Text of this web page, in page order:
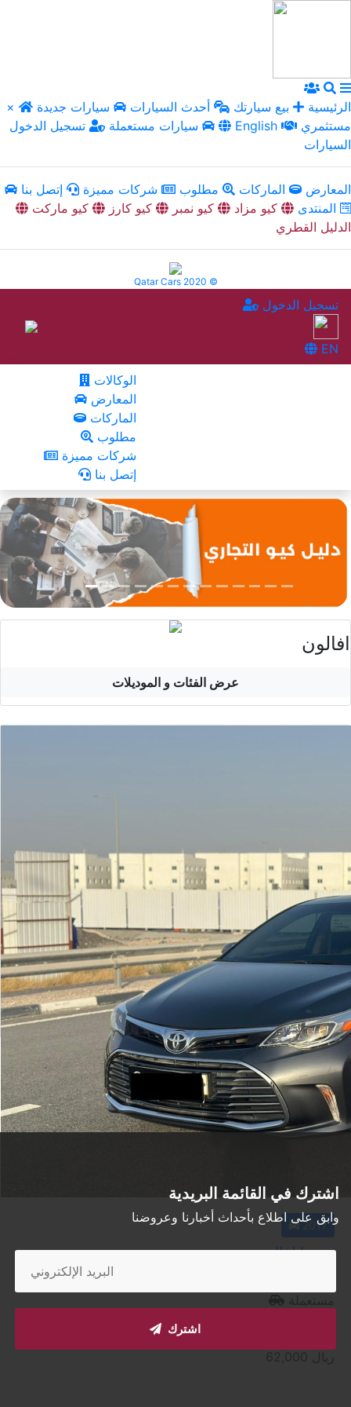
× الرئيسية بيع سيارتك أحدث السيارات
سيارات جديدة
سيارات مستعملة
تسجيل الدخول English
السيارات
المعارض الماركات مطلوب شركات مميزة
إتصل بنا
المنتدى
كيو مزاد كيو نمبر كيو كارز
كيو ماركت
الدليل القطري
Qatar Cars 2020 ©
تسجيل الدخول
EN
الوكالات
المعارض
الماركات
مطلوب
شركات مميزة
إتصل بنا
افالون
عرض الفئات و الموديلات
2017
تويوتا افالون
عرض المزيد
اشترك في القائمة البريدية
وابق على اطلاع بأحداث أخبارنا وعروضنا
اشترك